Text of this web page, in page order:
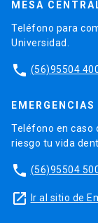
MESA
Teléfono para
Universidad.
phone (56)95504
EMERGENCIAS
Teléfono en caso
riesgo tu vida
phone (56)95504
launch Ir al sitio de